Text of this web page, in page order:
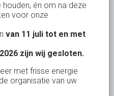
én om na deze
voor onze
van 11 juli tot en met
zijn wij gesloten.
met frisse energie
organisatie van uw